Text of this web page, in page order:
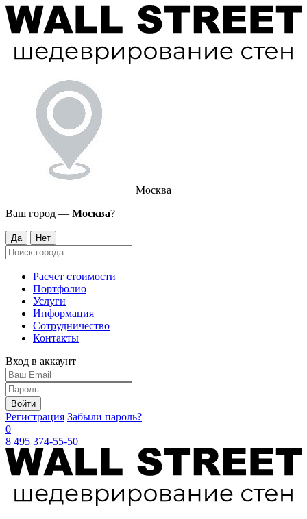
Москва
Ваш город — Москва?
Да Нет
Расчет стоимости
Портфолио
Услуги
Информация
Сотрудничество
Контакты
Вход в аккаунт
Войти
Регистрация Забыли пароль?
0
8 495 374-55-50